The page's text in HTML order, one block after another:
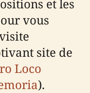
et les
vous
site de
Loco
).